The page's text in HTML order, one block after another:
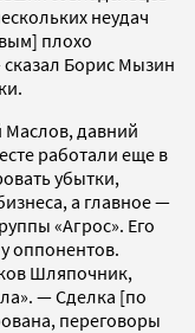
неудач
плохо
сказал Борис Мызин
давний
работали еще в
убытки,
а главное —
«Агрос». Его
оппонентов.
Шляпочник,
— Сделка [по
переговоры